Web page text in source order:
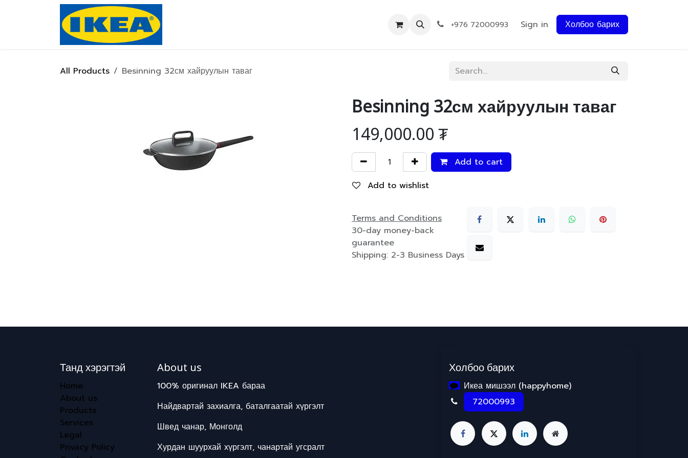
Skip to Content
+976 72000993 Sign in Холбоо барих
All Products Besinning 32см хайруулын таваг
Besinning 32см хайруулын таваг
149,000.00₮
Add to cart
Add to wishlist
Terms and Conditions
30-day money-back
guarantee
Shipping: 2-3 Business Days
Танд хэрэгтэй
Home
About us
Products
Services
Legal
Privacy Policy
About us
100% оригинал IKEA бараа
Найдвартай захиалга, баталгаатай хүргэлт
Швед чанар, Монголд
Хурдан шуурхай хүргэлт, чанартай угсралт
Холбоо барих
Икеа мишээл (happyhome)
72000993